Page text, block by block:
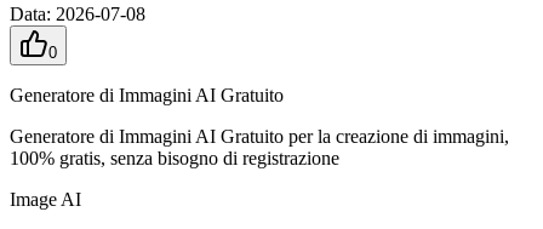
Data: 2026-07-08
0
Generatore di Immagini AI Gratuito
Generatore di Immagini AI Gratuito per la creazione di immagini,
100% gratis, senza bisogno di registrazione
Image AI